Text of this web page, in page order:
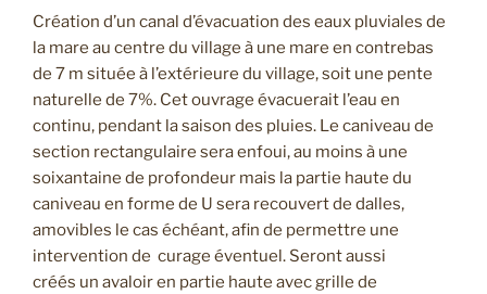
Création d’un canal d’évacuation des eaux pluviales de
la mare au centre du village à une mare en contrebas
de 7 m située à l’extérieure du village, soit une pente
naturelle de 7%. Cet ouvrage évacuerait l’eau en
continu, pendant la saison des pluies. Le caniveau de
section rectangulaire sera enfoui, au moins à une
soixantaine de profondeur mais la partie haute du
caniveau en forme de U sera recouvert de dalles,
amovibles le cas échéant, afin de permettre une
intervention de curage éventuel. Seront aussi
créés un avaloir en partie haute avec grille de